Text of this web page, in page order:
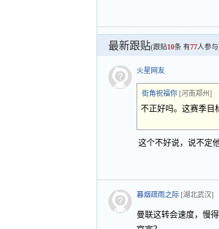
最新跟贴(跟贴10条 有77人参
火星网友
街角祝福你 [河南郑州]
不正好吗。这赛季目
这个不好说，说不定
暮烟疏雨之际 [湖北武汉]
曼联这转会速度，慢